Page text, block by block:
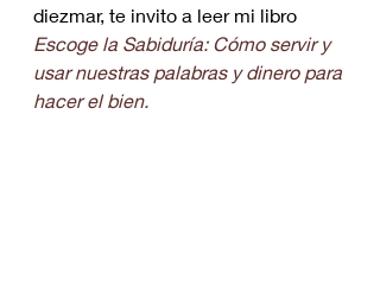
diezmar, te invito a leer mi libro
Escoge la Sabiduría: Cómo servir y
usar nuestras palabras y dinero para
hacer el bien.